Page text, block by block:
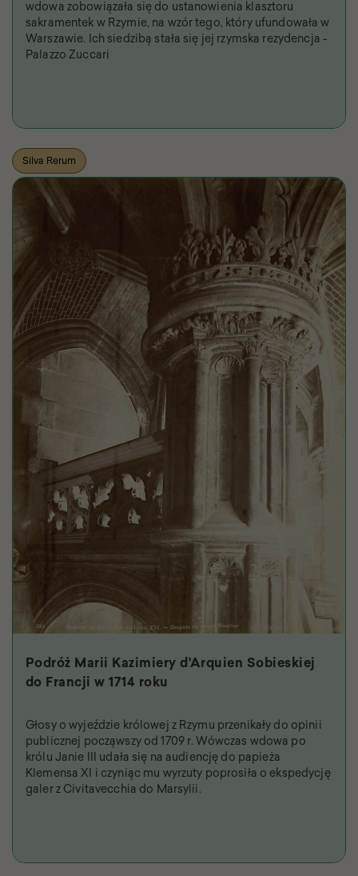
wdowa zobowiązała się do ustanowienia klasztoru
sakramentek w Rzymie, na wzór tego, który ufundowała w
Warszawie. Ich siedzibą stała się jej rzymska rezydencja -
Palazzo Zuccari
Silva Rerum
Podróż Marii Kazimiery d'Arquien Sobieskiej
do Francji w 1714 roku
Głosy o wyjeździe królowej z Rzymu przenikały do opinii
publicznej począwszy od 1709 r. Wówczas wdowa po
królu Janie III udała się na audiencję do papieża
Klemensa XI i czyniąc mu wyrzuty poprosiła o ekspedycję
galer z Civitavecchia do Marsylii.